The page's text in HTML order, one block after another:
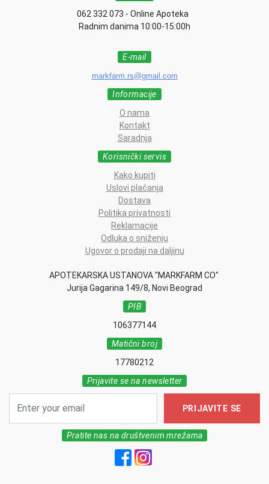
062 332 073 - Online Apoteka
Radnim danima 10:00-15:00h
E-mail
markfarm.rs@gmail.com
Informacije
O nama
Kontakt
Saradnja
Korisnički servis
Kako kupiti
Uslovi plaćanja
Dostava
Politika privatnosti
Reklamacije
Odluka o sniženju
Ugovor o prodaji na daljinu
APOTEKARSKA USTANOVA "MARKFARM CO"
Jurija Gagarina 149/8, Novi Beograd
PIB
106377144
Matični broj
17780212
Prijavite se na newsletter
PRIJAVITE SE
Pratite nas na društvenim mrežama